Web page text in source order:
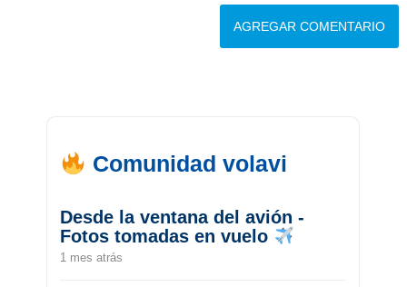
Comunidad volavi
Desde la ventana del avión -
Fotos tomadas en vuelo
1 mes atrás